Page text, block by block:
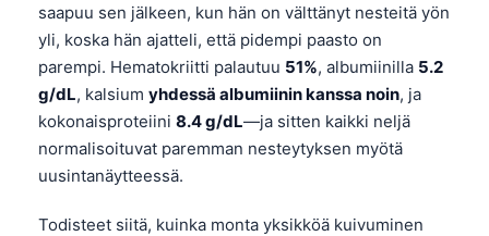
saapuu sen jälkeen, kun hän on välttänyt nesteitä yön
yli, koska hän ajatteli, että pidempi paasto on
parempi. Hematokriitti palautuu 51%, albumiinilla 5.2
g/dL, kalsium yhdessä albumiinin kanssa noin, ja
kokonaisproteiini 8.4 g/dL—ja sitten kaikki neljä
normalisoituvat paremman nesteytyksen myötä
uusintanäytteessä.
Todisteet siitä, kuinka monta yksikköä kuivuminen